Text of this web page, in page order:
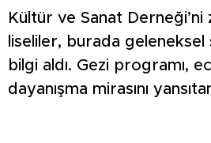
Kültür ve Sanat
liseliler, burada geleneksel
bilgi aldı. Gezi programı,
dayanışma mirasını